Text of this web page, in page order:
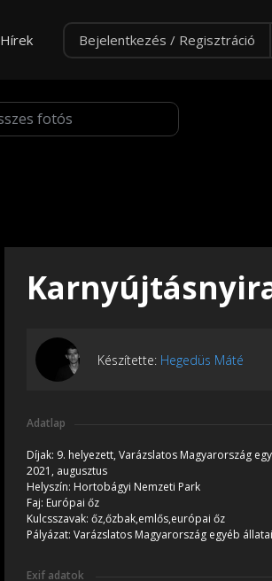
Hírek Bejelentkezés / Regisztráció
Készítette: Hegedüs Máté
Adatlap
Díjak: 9. helyezett, Varázslatos Magyarország
2021, augusztus
Helyszín: Hortobágyi Nemzeti Park
Faj: Európai őz
Kulcsszavak: őz,őzbak,emlős,európai őz
Pályázat: Varázslatos Magyarország egyéb állatai
Exif adatok